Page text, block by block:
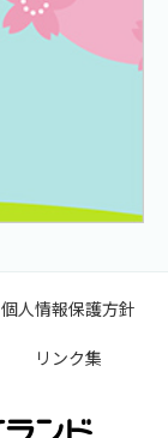
個人情報保護方針
リンク集